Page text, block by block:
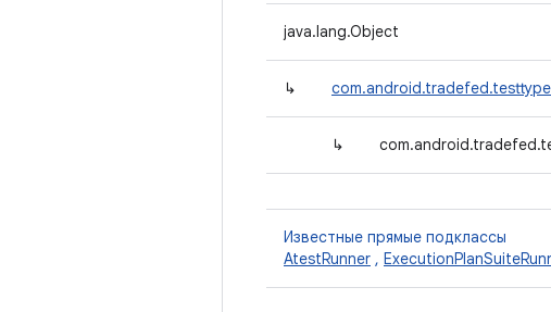
java.lang.Object
↳
↳
Известные прямые подклассы
AtestRunner ,